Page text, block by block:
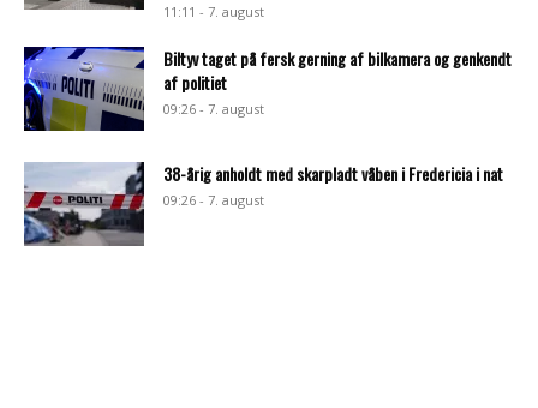
11:11 - 7. august
Biltyv taget på fersk gerning af bilkamera og genkendt
af politiet
09:26 - 7. august
38-årig anholdt med skarpladt våben i Fredericia i nat
09:26 - 7. august